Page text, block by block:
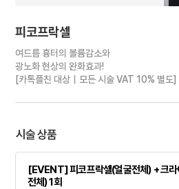
피코프락셀
여드름 흉터의 볼륨감소와
광노화 현상의 완화효과!
[카톡플친 대상｜모든 시술 VAT 10% 별도]
시술 상품
[EVENT] 피코프락셀(얼굴전체) + 크라
전체) 1회